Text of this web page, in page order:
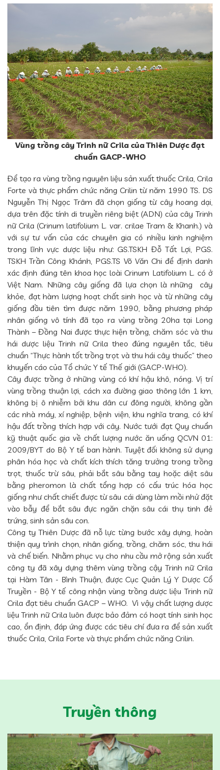
Vùng trồng cây Trinh nữ Crila của Thiên Dược đạt
chuẩn GACP-WHO
Để tạo ra vùng trồng nguyên liệu sản xuất thuốc Crila, Crila
Forte và thực phẩm chức năng Crilin từ năm 1990 TS. DS
Nguyễn Thị Ngọc Trâm đã chọn giống từ cây hoang dại,
dựa trên đặc tính di truyền riêng biệt (ADN) của cây Trinh
nữ Crila (Crinum latifolium L. var. crilae Tram & Khanh.) và
với sự tư vấn của các chuyên gia có nhiều kinh nghiệm
trong lĩnh vực dược liệu như: GS.TSKH Đỗ Tất Lợi, PGS.
TSKH Trần Công Khánh, PGS.TS Võ Văn Chi để định danh
xác định đúng tên khoa học loài Crinum Latifolium L. có ở
Việt Nam. Những cây giống đã lựa chọn là những cây
khỏe, đạt hàm lượng hoạt chất sinh học và từ những cây
giống đầu tiên tìm được năm 1990, bằng phương pháp
nhân giống vô tính đã tạo ra vùng trồng 20ha tại Long
Thành – Đồng Nai được thực hiện trồng, chăm sóc và thu
hái dược liệu Trinh nữ Crila theo đúng nguyên tắc, tiêu
chuẩn “Thực hành tốt trồng trọt và thu hái cây thuốc” theo
khuyến cáo của Tổ chức Y tế Thế giới (GACP-WHO).
Cây được trồng ở những vùng có khí hậu khô, nóng. Vị trí
vùng trồng thuận lợi, cách xa đường giao thông lớn 1 km,
không bị ô nhiễm bởi khu dân cư đông người, không gần
các nhà máy, xí nghiệp, bệnh viện, khu nghĩa trang, có khí
hậu đất trồng thích hợp với cây. Nước tưới đạt Quy chuẩn
kỹ thuật quốc gia về chất lượng nước ăn uống QCVN 01:
2009/BYT do Bộ Y tế ban hành. Tuyệt đối không sử dụng
phân hóa học và chất kích thích tăng trưởng trong trồng
trọt, thuốc trừ sâu, phải bắt sâu bằng tay hoặc diệt sâu
bằng pheromon là chất tổng hợp có cấu trúc hóa học
giống như chất chiết được từ sâu cái dùng làm mồi nhử đặt
vào bẫy để bắt sâu đực ngăn chặn sâu cái thụ tinh đẻ
trứng, sinh sản sâu con.
Công ty Thiên Dược đã nỗ lực từng bước xây dựng, hoàn
thiện quy trình chọn, nhân giống, trồng, chăm sóc, thu hái
và chế biến. Nhằm phục vụ cho nhu cầu mở rộng sản xuất
công ty đã xây dựng thêm vùng trồng cậy Trinh nữ Crila
tại Hàm Tân - Bình Thuận, được Cục Quản Lý Y Dược Cổ
Truyền - Bộ Y tế công nhận vùng trồng dược liệu Trinh nữ
Crila đạt tiêu chuẩn GACP – WHO. Vì vậy chất lượng dược
liệu Trinh nữ Crila luôn được bảo đảm có hoạt tính sinh học
cao, ổn định, đáp ứng được các tiêu chí đưa ra để sản xuất
thuốc Crila, Crila Forte và thực phẩm chức năng Crilin.
Truyền thông